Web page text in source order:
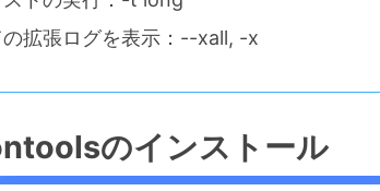
の拡張ログを表示：--xall, -x
のインストール